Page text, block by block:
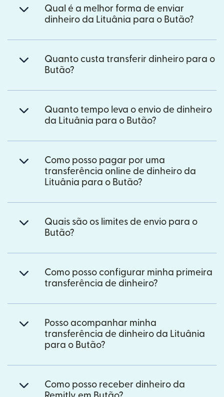
Qual é a melhor forma de enviar
dinheiro da Lituânia para o Butão?
Quanto custa transferir dinheiro para o
Butão?
Quanto tempo leva o envio de dinheiro
da Lituânia para o Butão?
Como posso pagar por uma
transferência online de dinheiro da
Lituânia para o Butão?
Quais são os limites de envio para o
Butão?
Como posso configurar minha primeira
transferência de dinheiro?
Posso acompanhar minha
transferência de dinheiro da Lituânia
para o Butão?
Como posso receber dinheiro da